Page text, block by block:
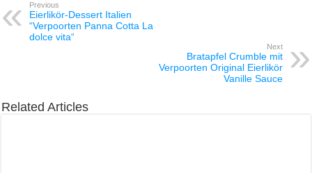
Previous
Eierlikör-Dessert Italien
“Verpoorten Panna Cotta La
dolce vita“
Next
Bratapfel Crumble mit
Verpoorten Original Eierlikör
Vanille Sauce
Related Articles